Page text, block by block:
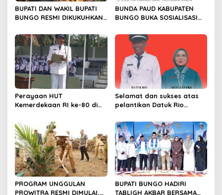
BUPATI DAN WAKIL BUPATI
BUNGO RESMI DIKUKUHKAN
BUNDO KANDUNG
BUNDA PAUD KABUPATEN
BUNGO BUKA SOSIALISASI
Perayaan HUT
Kemerdekaan RI ke-80 di
Selamat dan sukses atas
pelantikan Datuk Rio
PROGRAM UNGGULAN
PROWITRA RESMI DIMULAI,
BUPATI BUNGO HADIRI
TABLIGH AKBAR BERSAMA